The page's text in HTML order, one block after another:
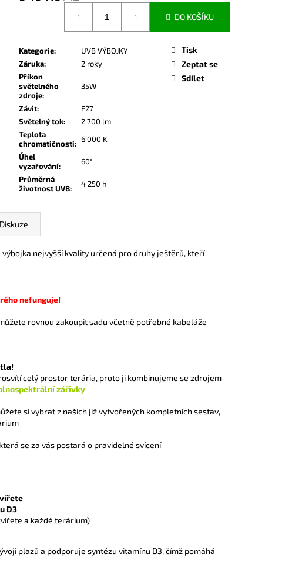
DO KOŠÍKU
Kategorie:
UVB VÝBOJKY
Záruka:
2 roky
Příkon
světelného
zdroje:
35W
Závit:
E27
Světelný tok:
2 700 lm
Teplota
chromatičnosti: 6 000 K
Úhel
vyzařování:
60°
Průměrná
životnost UVB: 4 250 h
Tisk
Zeptat se
Sdílet
Diskuze
výbojka nejvyšší kvality určená pro druhy ještěrů, kteří
nefunguje!
rovnou zakoupit sadu včetně potřebné kabeláže
celý prostor terária, proto ji kombinujeme se zdrojem
zářivky
si vybrat z našich již vytvořených kompletních sestav,
se za vás postará o pravidelné svícení
D3
a každé terárium)
plazů a podporuje syntézu vitamínu D3, čímž pomáhá